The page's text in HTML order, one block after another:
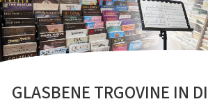
GLASBENE TRGOVINE IN